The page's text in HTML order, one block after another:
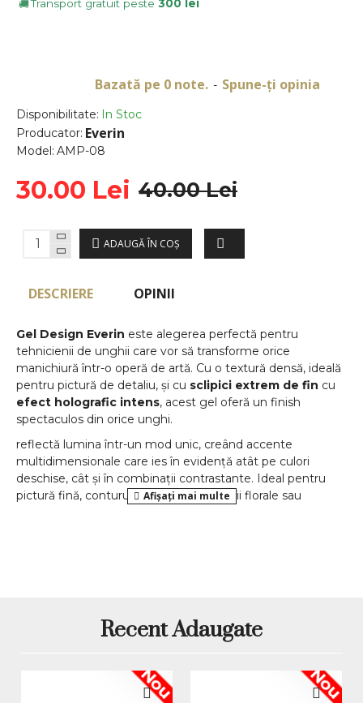
Disponibilitate: In Stoc
Producator: Everin
Model: AMP-08
Bazată pe 0 note. - Spune-ţi opinia
30.00 Lei 40.00 Lei
ADAUGĂ ÎN COŞ
🚚Transport gratuit peste 300 lei
DESCRIERE OPINII
Gel Design Everin este alegerea perfectă pentru
tehnicienii de unghii care vor să transforme orice
manichiură într-o operă de artă. Cu o textură densă, ideală
pentru pictură de detaliu, și cu sclipici extrem de fin cu
efect holografic intens, acest gel oferă un finish
spectaculos din orice unghi.
reflectă lumina într-un mod unic, creând accente
multidimensionale care ies în evidență atât pe culori
deschise, cât și în combinații contrastante. Ideal pentru
pictură fină, contururi, decor 3D și detalii florale sau
Sclipici ultra-fin cu efect holografic intens
Nu curge, perfect pentru lucrări de precizie
Recent Adaugate
Nou Nou